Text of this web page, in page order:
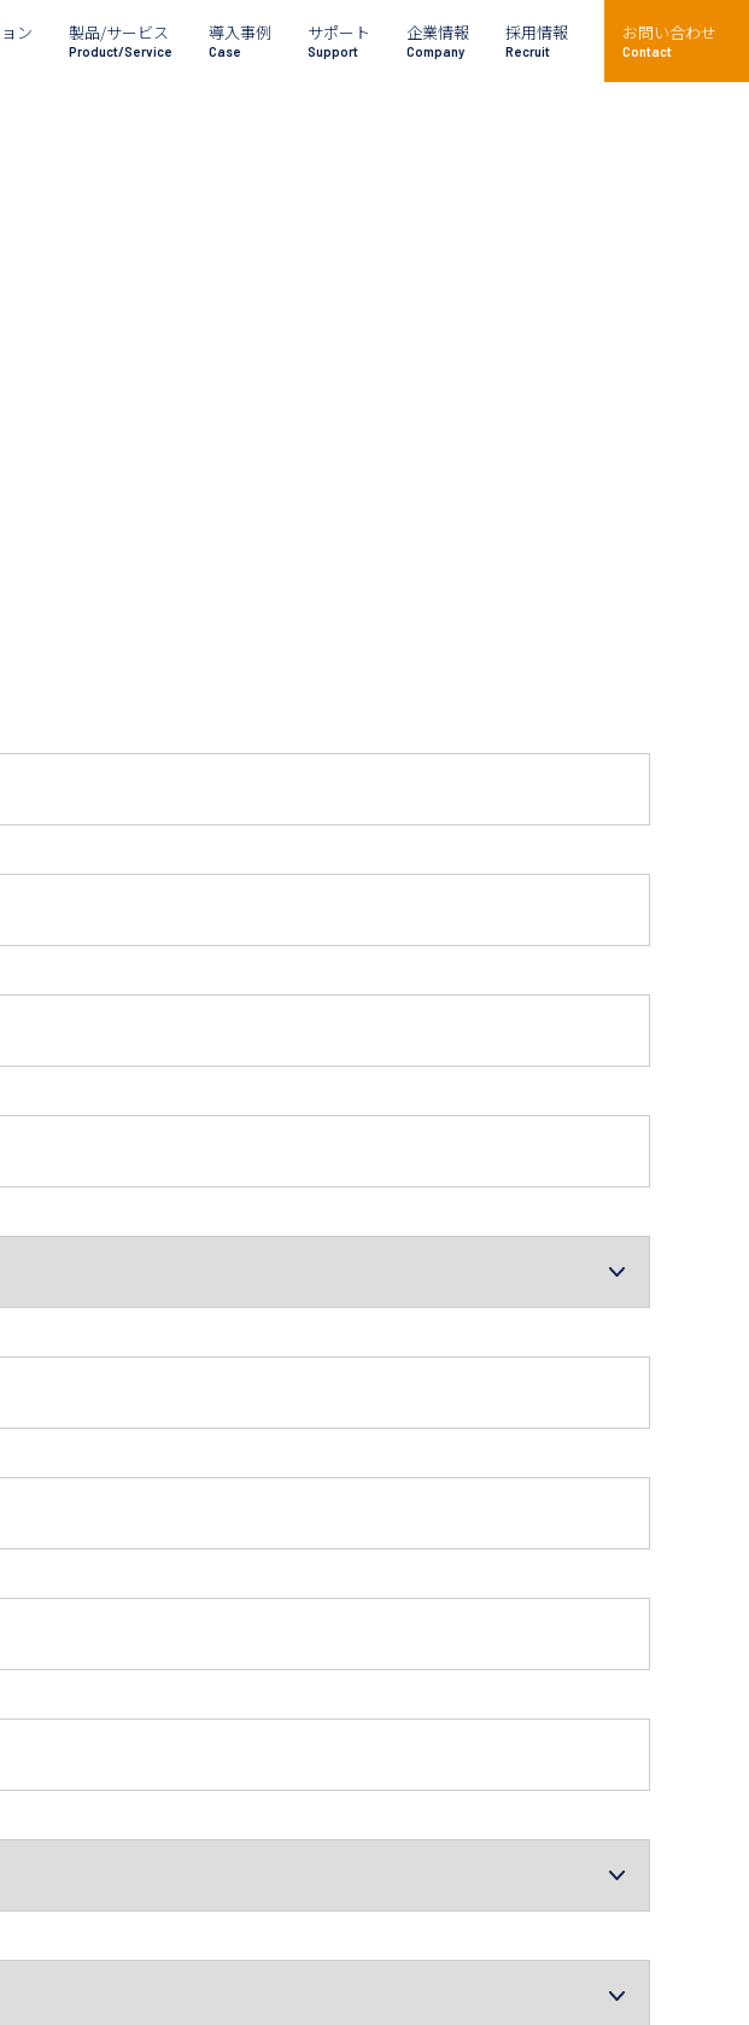
ン 製品/サービス
Product/Service
導入事例
Case
サポート
Support
企業情報
Company
採用情報
Recruit
お問い合わせ
Contact